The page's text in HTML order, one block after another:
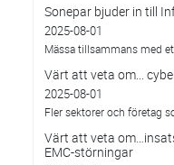
Sonepar bjuder in till
2025-08-01
Mässa tillsammans med
Värt att veta om...
2025-08-01
Fler sektorer och företag
Värt att veta
EMC-störningar